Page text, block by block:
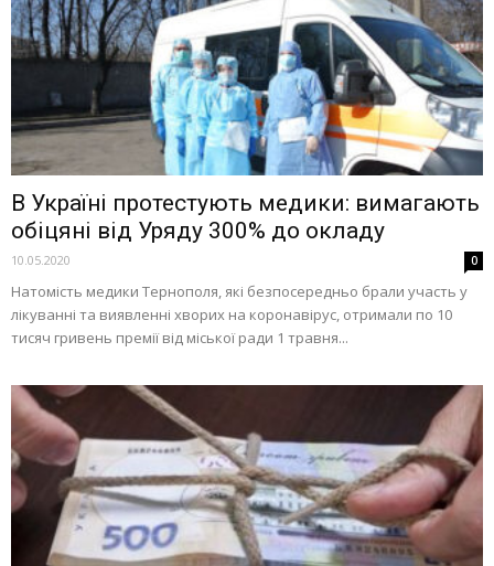
В Україні протестують медики: вимагають
обіцяні від Уряду 300% до окладу
10.05.2020 0
Натомість медики Тернополя, які безпосередньо брали участь у
лікуванні та виявленні хворих на коронавірус, отримали по 10
тисяч гривень премії від міської ради 1 травня...